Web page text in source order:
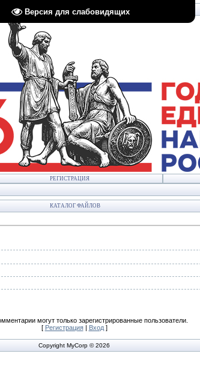
Версия для слабовидящих
РЕГИСТРАЦИЯ
КАТАЛОГ ФАЙЛОВ
могут только зарегистрированные пользователи.
[ Регистрация| Вход]
Copyright MyCorp © 2026